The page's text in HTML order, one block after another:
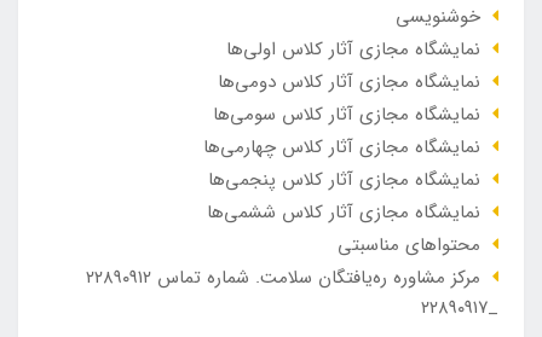
خوشنویسی
نمایشگاه مجازی آثار کلاس اولی‌ها
نمایشگاه مجازی آثار کلاس دومی‌ها
نمایشگاه مجازی آثار کلاس سومی‌ها
نمایشگاه مجازی آثار کلاس چهارمی‌ها
نمایشگاه مجازی آثار کلاس پنجمی‌ها
نمایشگاه مجازی آثار کلاس ششمی‌ها
محتواهای مناسبتی
مرکز مشاوره ره‌یافتگان سلامت. شماره تماس ۲۲۸۹۰۹۱۲
_۲۲۸۹۰۹۱۷